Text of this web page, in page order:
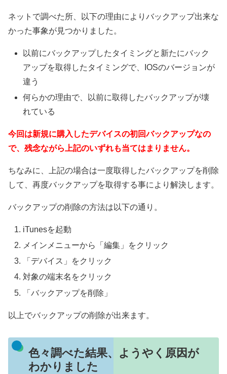
ネットで調べた所、以下の理由によりバックアップ出来な
かった事象が見つかりました。
以前にバックアップしたタイミングと新たにバック
アップを取得したタイミングで、IOSのバージョンが
違う
何らかの理由で、以前に取得したバックアップが壊
れている
今回は新規に購入したデバイスの初回バックアップなの
で、残念ながら上記のいずれも当てはまりません。
ちなみに、上記の場合は一度取得したバックアップを削除
して、再度バックアップを取得する事により解決します。
バックアップの削除の方法は以下の通り。
iTunesを起動
メインメニューから「編集」をクリック
「デバイス」をクリック
対象の端末名をクリック
「バックアップを削除」
以上でバックアップの削除が出来ます。
色々調べた結果、ようやく原因が
わかりました